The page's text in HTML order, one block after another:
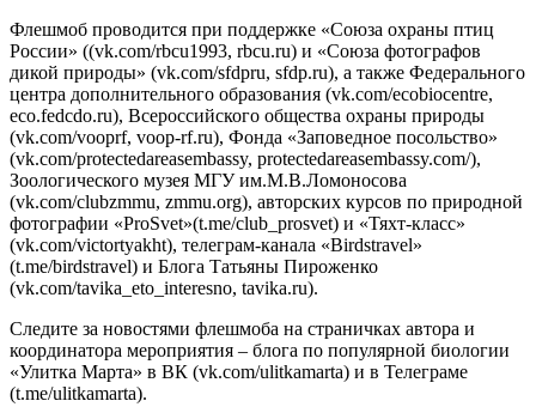
Флешмоб проводится при поддержке «Союза охраны птиц
России» ((vk.com/rbcu1993, rbcu.ru) и «Союза фотографов
дикой природы» (vk.com/sfdpru, sfdp.ru), а также Федерального
центра дополнительного образования (vk.com/ecobiocentre,
eco.fedcdo.ru), Всероссийского общества охраны природы
(vk.com/vooprf, voop-rf.ru), Фонда «Заповедное посольство»
(vk.com/protectedareasembassy, protectedareasembassy.com/),
Зоологического музея МГУ им.М.В.Ломоносова
(vk.com/clubzmmu, zmmu.org), авторских курсов по природной
фотографии «ProSvet»(t.me/club_prosvet) и «Тяхт-класс»
(vk.com/victortyakht), телеграм-канала «Birdstravel»
(t.me/birdstravel) и Блога Татьяны Пироженко
(vk.com/tavika_eto_interesno, tavika.ru).
Следите за новостями флешмоба на страничках автора и
координатора мероприятия – блога по популярной биологии
«Улитка Марта» в ВК (vk.com/ulitkamarta) и в Телеграме
(t.me/ulitkamarta).